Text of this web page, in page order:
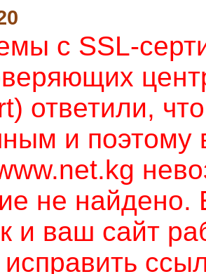
с SSL-
ответили,
и поэтому
не найдено.
и ваш сайт